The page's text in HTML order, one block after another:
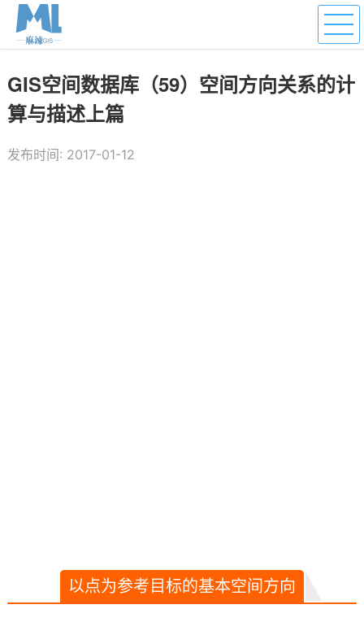
GIS空间数据库（59）空间方向关系的计
算与描述上篇
发布时间: 2017-01-12
以点为参考目标的基本空间方向